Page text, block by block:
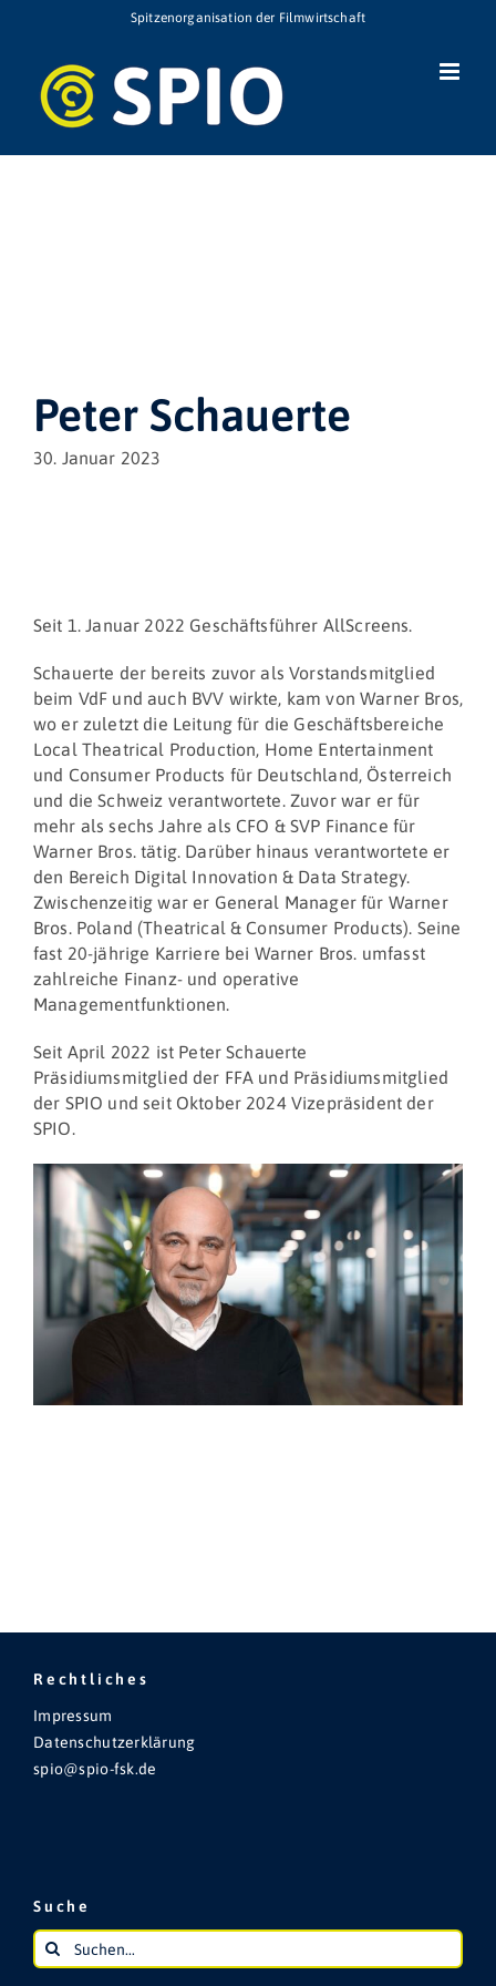
springen
Spitzenorganisation der Filmwirtschaft
Peter Schauerte
30. Januar 2023
Seit 1. Januar 2022 Geschäftsführer AllScreens.
Schauerte der bereits zuvor als Vorstandsmitglied
beim VdF und auch BVV wirkte, kam von Warner Bros,
wo er zuletzt die Leitung für die Geschäftsbereiche
Local Theatrical Production, Home Entertainment
und Consumer Products für Deutschland, Österreich
und die Schweiz verantwortete. Zuvor war er für
mehr als sechs Jahre als CFO & SVP Finance für
Warner Bros. tätig. Darüber hinaus verantwortete er
den Bereich Digital Innovation & Data Strategy.
Zwischenzeitig war er General Manager für Warner
Bros. Poland (Theatrical & Consumer Products). Seine
fast 20-jährige Karriere bei Warner Bros. umfasst
zahlreiche Finanz- und operative
Managementfunktionen.
Seit April 2022 ist Peter Schauerte
Präsidiumsmitglied der FFA und Präsidiumsmitglied
der SPIO und seit Oktober 2024 Vizepräsident der
SPIO.
Rechtliches
Impressum
Datenschutzerklärung
spio@spio-fsk.de
Suche
Suche
nach: